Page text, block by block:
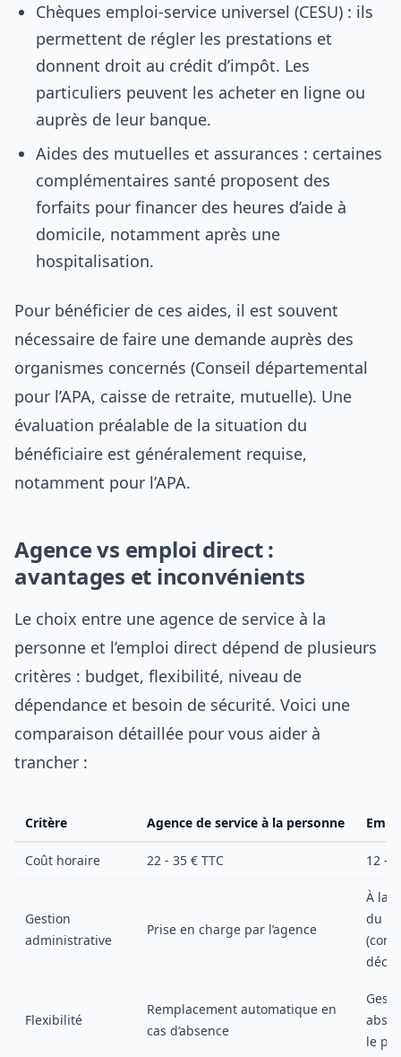
Chèques emploi-service universel (CESU) : ils
permettent de régler les prestations et
donnent droit au crédit d’impôt. Les
particuliers peuvent les acheter en ligne ou
auprès de leur banque.
Aides des mutuelles et assurances : certaines
complémentaires santé proposent des
forfaits pour financer des heures d’aide à
domicile, notamment après une
hospitalisation.
Pour bénéficier de ces aides, il est souvent
nécessaire de faire une demande auprès des
organismes concernés (Conseil départemental
pour l’APA, caisse de retraite, mutuelle). Une
évaluation préalable de la situation du
bénéficiaire est généralement requise,
notamment pour l’APA.
Agence vs emploi direct :
avantages et inconvénients
Le choix entre une agence de service à la
personne et l’emploi direct dépend de plusieurs
critères : budget, flexibilité, niveau de
dépendance et besoin de sécurité. Voici une
comparaison détaillée pour vous aider à
trancher :
Critère Agence de service à la personne
Coût horaire 22 - 35 € TTC 12 -
Gestion
administrative
Prise en charge par l’agence
À la
du
Flexibilité
Remplacement automatique en
cas d’absence
le